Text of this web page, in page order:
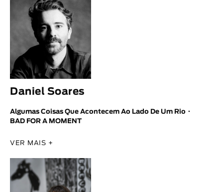
Daniel Soares
Algumas Coisas Que Acontecem Ao Lado De Um Rio
BAD FOR A MOMENT
VER MAIS +